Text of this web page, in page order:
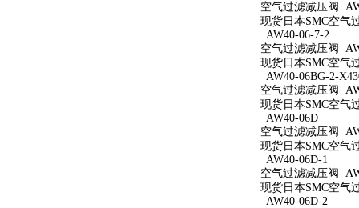
空气过滤减压阀
现货日本SMC空气
AW40-06-7-2
空气过滤减压阀
现货日本SMC空气
AW40-06BG-2-
空气过滤减压阀
现货日本SMC空气
AW40-06D
空气过滤减压阀
现货日本SMC空气
AW40-06D-1
空气过滤减压阀
现货日本SMC空气
AW40-06D-2